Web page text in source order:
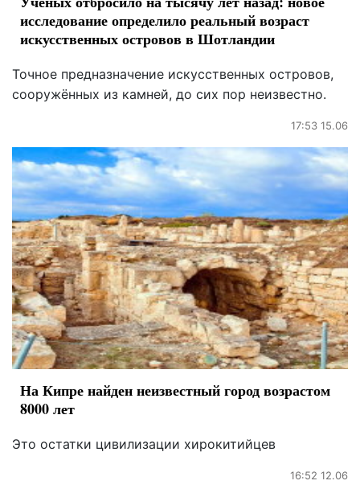
исследование определило реальный возраст
искусственных островов в Шотландии
Точное предназначение искусственных островов,
сооружённых из камней, до сих пор неизвестно.
17:53 15.06
На Кипре найден неизвестный город возрастом
8000 лет
Это остатки цивилизации хирокитийцев
16:52 12.06